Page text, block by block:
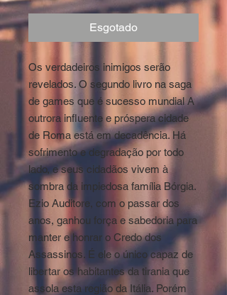
Esgotado
Os verdadeiros inimigos serão
revelados. O segundo livro na saga
de games que é sucesso mundial A
outrora influente e próspera cidade
de Roma está em decadência. Há
sofrimento e degradação por todo
lado, e seus cidadãos vivem à
sombra da impiedosa família Bórgia.
Ezio Auditore, com o passar dos
anos, ganhou força e sabedoria para
manter e honrar o Credo dos
Assassinos. É ele o único capaz de
libertar os habitantes da tirania que
assola esta região da Itália. Porém